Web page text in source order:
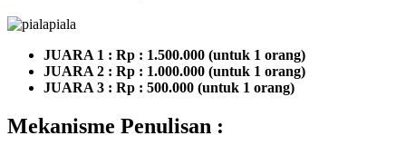
piala
JUARA 1 : Rp : 1.500.000 (untuk 1 orang)
JUARA 2 : Rp : 1.000.000 (untuk 1 orang)
JUARA 3 : Rp : 500.000 (untuk 1 orang)
Mekanisme Penulisan :